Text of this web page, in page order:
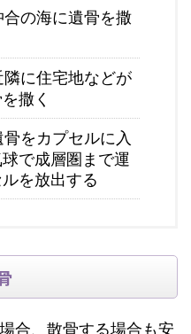
合の海に遺骨を撒
隣に住宅地などが
撒く
骨をカプセルに入
で成層圏まで運
を放出する
合、散骨する場合も安